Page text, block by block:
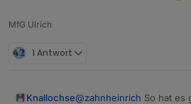
MfG Ulrich
1 Antwort
Knallochse@zahnheinrich So hat es